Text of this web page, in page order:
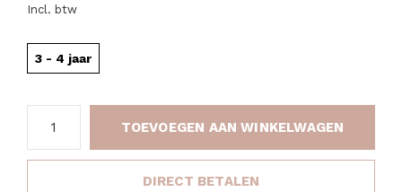
Incl. btw
3 - 4 jaar
TOEVOEGEN AAN WINKELWAGEN
DIRECT BETALEN